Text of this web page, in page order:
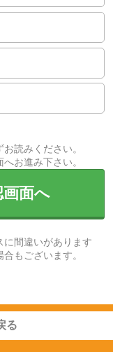
お読みください。
お進み下さい。
面へ
間違いがあります
もございます。
る